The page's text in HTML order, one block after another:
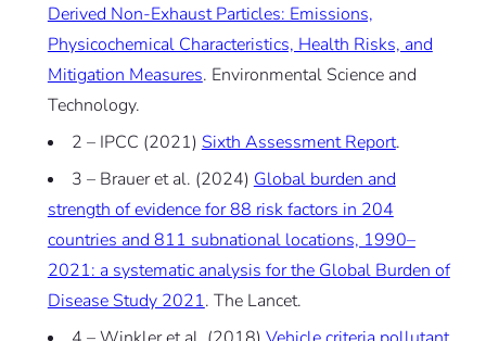
Derived Non-Exhaust Particles: Emissions,
Physicochemical Characteristics, Health Risks, and
Mitigation Measures. Environmental Science and
Technology.
2 – IPCC (2021) Sixth Assessment Report.
3 – Brauer et al. (2024) Global burden and
strength of evidence for 88 risk factors in 204
countries and 811 subnational locations, 1990–
2021: a systematic analysis for the Global Burden of
Disease Study 2021. The Lancet.